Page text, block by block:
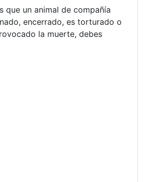
que un animal de compañía
encerrado, es torturado o
la muerte, debes